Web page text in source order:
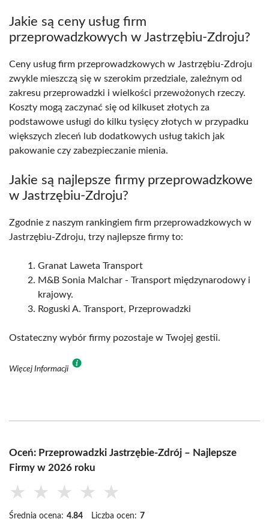
Jakie są ceny usług firm
przeprowadzkowych w Jastrzębiu-Zdroju?
Ceny usług firm przeprowadzkowych w Jastrzębiu-Zdroju
zwykle mieszczą się w szerokim przedziale, zależnym od
zakresu przeprowadzki i wielkości przewożonych rzeczy.
Koszty mogą zaczynać się od kilkuset złotych za
podstawowe usługi do kilku tysięcy złotych w przypadku
większych zleceń lub dodatkowych usług takich jak
pakowanie czy zabezpieczanie mienia.
Jakie są najlepsze firmy przeprowadzkowe
w Jastrzębiu-Zdroju?
Zgodnie z naszym rankingiem firm przeprowadzkowych w
Jastrzębiu-Zdroju, trzy najlepsze firmy to:
Granat Laweta Transport
M&B Sonia Malchar - Transport międzynarodowy i
krajowy.
Roguski A. Transport, Przeprowadzki
Ostateczny wybór firmy pozostaje w Twojej gestii.
Więcej Informacji
Oceń: Przeprowadzki Jastrzębie-Zdrój – Najlepsze
Firmy w 2026 roku
★ ★ ★ ★ ★
Średnia ocena: 4.84 Liczba ocen: 7